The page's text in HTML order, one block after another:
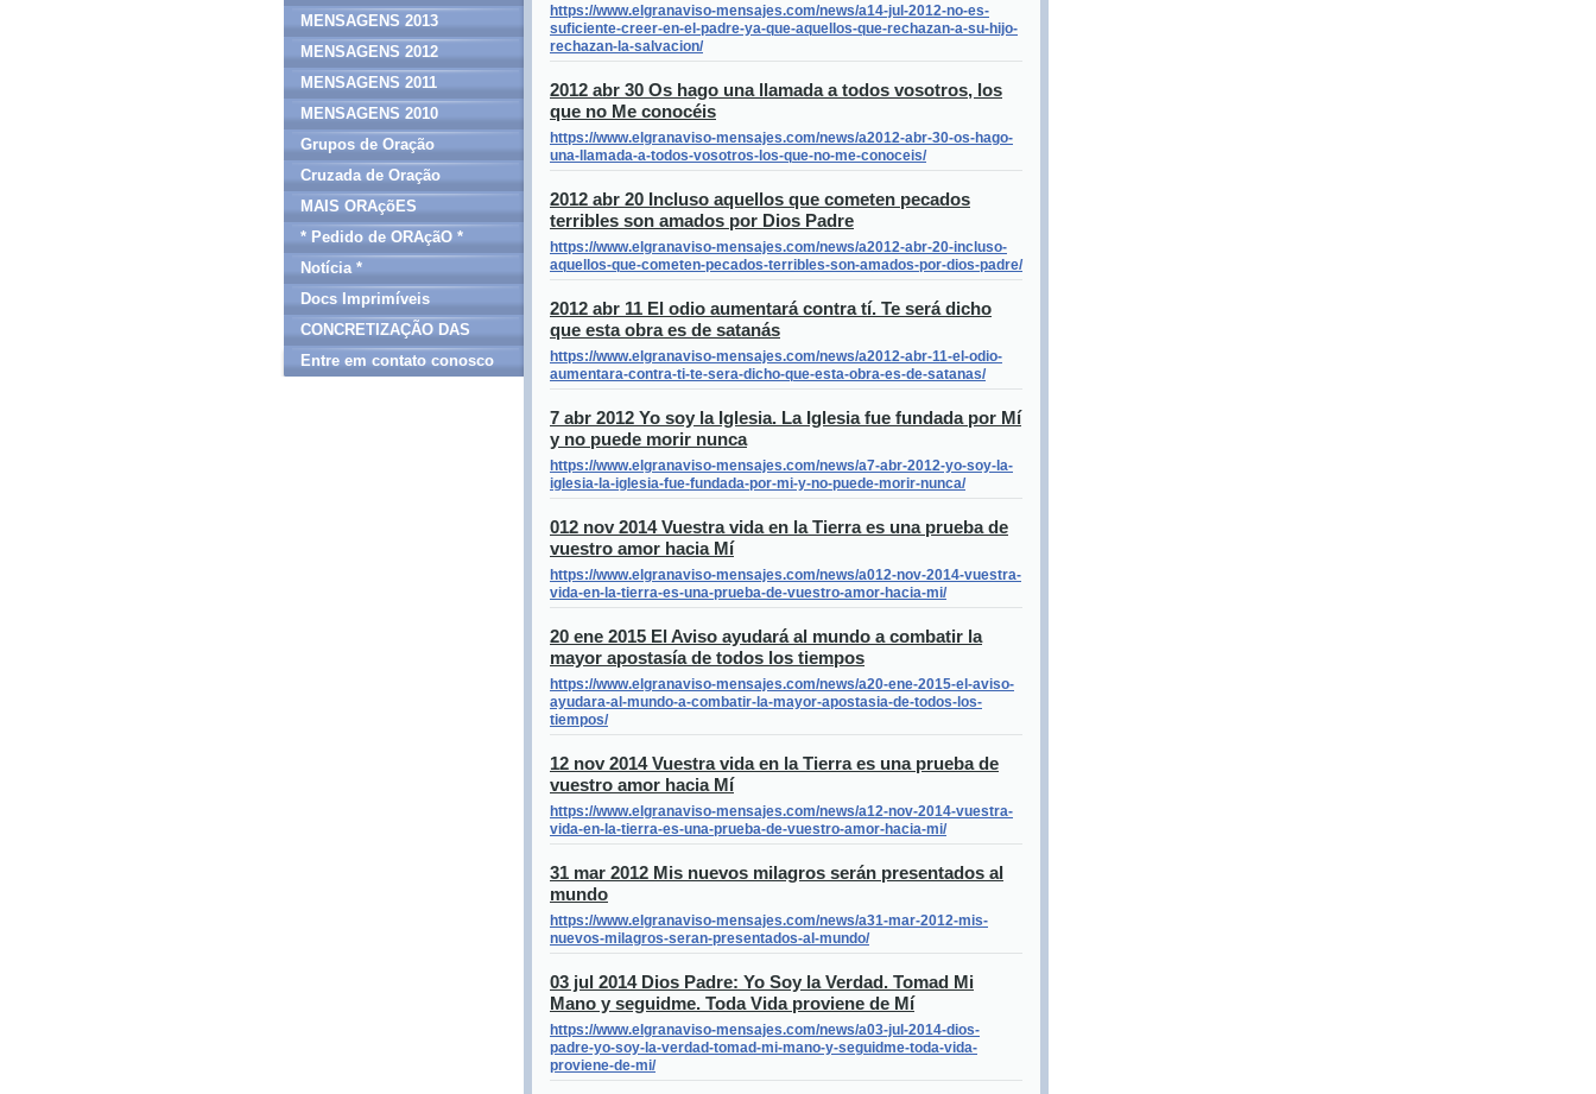
https://www.elgranaviso-mensajes.com/news/a14-jul-2012-no-es-
suficiente-creer-en-el-padre-ya-que-aquellos-que-rechazan-a-su-hijo-
rechazan-la-salvacion/
2012 abr 30 Os hago una llamada a todos vosotros, los
que no Me conocéis
https://www.elgranaviso-mensajes.com/news/a2012-abr-30-os-hago-
una-llamada-a-todos-vosotros-los-que-no-me-conoceis/
2012 abr 20 Incluso aquellos que cometen pecados
terribles son amados por Dios Padre
https://www.elgranaviso-mensajes.com/news/a2012-abr-20-incluso-
aquellos-que-cometen-pecados-terribles-son-amados-por-dios-padre/
2012 abr 11 El odio aumentará contra tí. Te será dicho
que esta obra es de satanás
https://www.elgranaviso-mensajes.com/news/a2012-abr-11-el-odio-
aumentara-contra-ti-te-sera-dicho-que-esta-obra-es-de-satanas/
7 abr 2012 Yo soy la Iglesia. La Iglesia fue fundada por Mí
y no puede morir nunca
https://www.elgranaviso-mensajes.com/news/a7-abr-2012-yo-soy-la-
iglesia-la-iglesia-fue-fundada-por-mi-y-no-puede-morir-nunca/
012 nov 2014 Vuestra vida en la Tierra es una prueba de
vuestro amor hacia Mí
https://www.elgranaviso-mensajes.com/news/a012-nov-2014-vuestra-
vida-en-la-tierra-es-una-prueba-de-vuestro-amor-hacia-mi/
20 ene 2015 El Aviso ayudará al mundo a combatir la
mayor apostasía de todos los tiempos
https://www.elgranaviso-mensajes.com/news/a20-ene-2015-el-aviso-
ayudara-al-mundo-a-combatir-la-mayor-apostasia-de-todos-los-
tiempos/
12 nov 2014 Vuestra vida en la Tierra es una prueba de
vuestro amor hacia Mí
https://www.elgranaviso-mensajes.com/news/a12-nov-2014-vuestra-
vida-en-la-tierra-es-una-prueba-de-vuestro-amor-hacia-mi/
31 mar 2012 Mis nuevos milagros serán presentados al
mundo
https://www.elgranaviso-mensajes.com/news/a31-mar-2012-mis-
nuevos-milagros-seran-presentados-al-mundo/
03 jul 2014 Dios Padre: Yo Soy la Verdad. Tomad Mi
Mano y seguidme. Toda Vida proviene de Mí
https://www.elgranaviso-mensajes.com/news/a03-jul-2014-dios-
padre-yo-soy-la-verdad-tomad-mi-mano-y-seguidme-toda-vida-
proviene-de-mi/
MENSAGENS 2013
MENSAGENS 2012
MENSAGENS 2011
MENSAGENS 2010
Grupos de Oração
Cruzada de Oração
MAIS ORAçõES
* Pedido de ORAçãO *
Notícia *
Docs Imprimíveis
CONCRETIZAÇÃO DAS
MENSAGENS
Entre em contato conosco